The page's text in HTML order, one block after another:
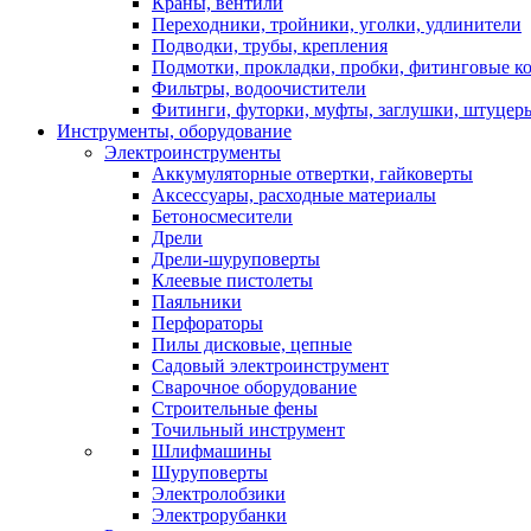
Переходники, тройники, уголки, удлинители
Подводки, трубы, крепления
Подмотки, прокладки, пробки, фитинговые
Фильтры, водоочистители
Фитинги, футорки, муфты, заглушки,
Инструменты, оборудование
Электроинструменты
Аккумуляторные отвертки, гайковерты
Аксессуары, расходные материалы
Бетоносмесители
Дрели
Дрели-шуруповерты
Клеевые пистолеты
Паяльники
Перфораторы
Пилы дисковые, цепные
Садовый электроинструмент
Сварочное оборудование
Строительные фены
Точильный инструмент
Шлифмашины
Шуруповерты
Электролобзики
Электрорубанки